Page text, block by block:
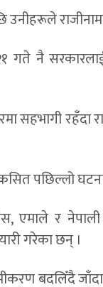
उनीहरूले
नै
सहभागी
पछिल्लो
एमाले र नेपाली
गरेका छन् ।
बदलिँदै